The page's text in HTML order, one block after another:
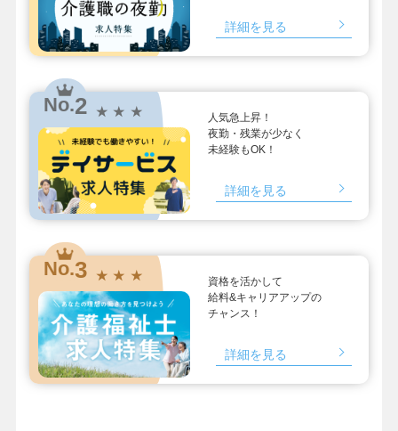
詳細を見る
No.2 ★ ★ ★
人気急上昇！
夜勤・残業が少なく
未経験もOK！
詳細を見る
No.3 ★ ★ ★
資格を活かして
給料&キャリアアップの
チャンス！
詳細を見る